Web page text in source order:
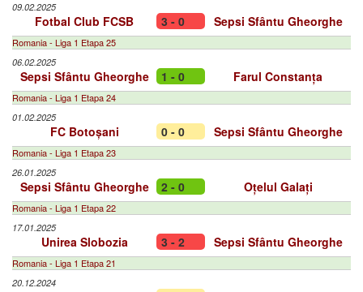
09.02.2025
Fotbal Club FCSB 3 - 0 Sepsi Sfântu Gheorghe
Romania - Liga 1 Etapa 25
06.02.2025
Sepsi Sfântu Gheorghe 1 - 0 Farul Constanța
Romania - Liga 1 Etapa 24
01.02.2025
FC Botoșani 0 - 0 Sepsi Sfântu Gheorghe
Romania - Liga 1 Etapa 23
26.01.2025
Sepsi Sfântu Gheorghe 2 - 0 Oțelul Galați
Romania - Liga 1 Etapa 22
17.01.2025
Unirea Slobozia 3 - 2 Sepsi Sfântu Gheorghe
Romania - Liga 1 Etapa 21
20.12.2024